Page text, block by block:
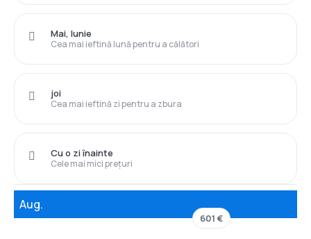
Cea mai ieftină lună pentru a călători
Mai, Iunie
Cea mai ieftină zi pentru a zbura
joi
Cele mai mici prețuri
Cu o zi înainte
Aug.
601 €